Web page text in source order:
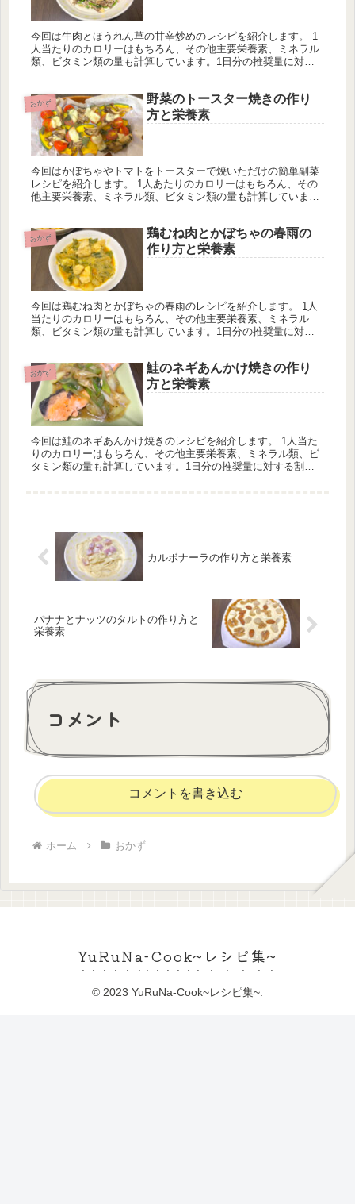
今回は牛肉とほうれん草の甘辛炒めのレシピを紹介します。 1
人当たりのカロリーはもちろん、その他主要栄養素、ミネラル
類、ビタミン類の量も計算しています。1日分の推奨量に対す
おかず
野菜のトースター焼きの作り
方と栄養素
今回はかぼちゃやトマトをトースターで焼いただけの簡単副菜
レシピを紹介します。 1人あたりのカロリーはもちろん、その
他主要栄養素、ミネラル類、ビタミン類の量も計算していま
おかず
鶏むね肉とかぼちゃの春雨の
作り方と栄養素
今回は鶏むね肉とかぼちゃの春雨のレシピを紹介します。 1人
当たりのカロリーはもちろん、その他主要栄養素、ミネラル
類、ビタミン類の量も計算しています。1日分の推奨量に対す
おかず
鮭のネギあんかけ焼きの作り
方と栄養素
今回は鮭のネギあんかけ焼きのレシピを紹介します。 1人当た
りのカロリーはもちろん、その他主要栄養素、ミネラル類、ビ
タミン類の量も計算しています。1日分の推奨量に対する割合
カルボナーラの作り方と栄養素
バナナとナッツのタルトの作り方と
栄養素
コメント
コメントを書き込む
ホーム おかず
YuRuNa-Cook~レシピ集~
© 2023 YuRuNa-Cook~レシピ集~.